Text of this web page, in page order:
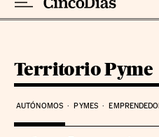
Territorio Pyme
AUTÓNOMOS PYMES